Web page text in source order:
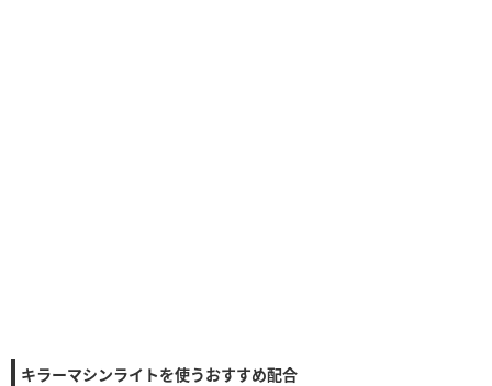
キラーマシンライトを使うおすすめ配合